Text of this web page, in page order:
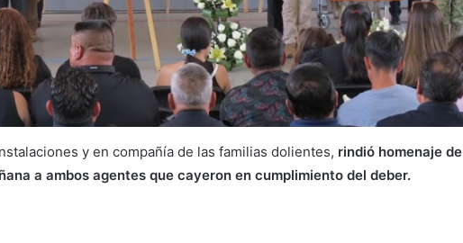
y en compañía de las familias dolientes, rindió homenaje de
a ambos agentes que cayeron en cumplimiento del deber.